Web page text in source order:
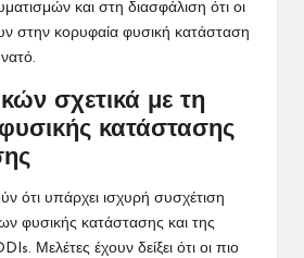
και στη διασφάλιση ότι οι
στην κορυφαία φυσική κατάσταση
σχετικά με τη
κατάστασης
ότι υπάρχει ισχυρή συσχέτιση
φυσικής κατάστασης και της
Μελέτες έχουν δείξει ότι οι πιο